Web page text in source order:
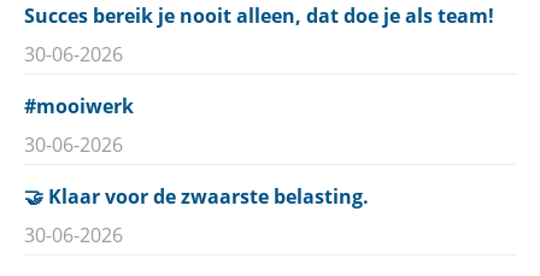
Succes bereik je nooit alleen, dat doe je als team!
30-06-2026
#mooiwerk
30-06-2026
🤝 Klaar voor de zwaarste belasting.
30-06-2026